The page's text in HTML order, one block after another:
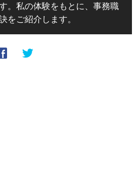
。私の体験をもとに、事務職
をご紹介します。